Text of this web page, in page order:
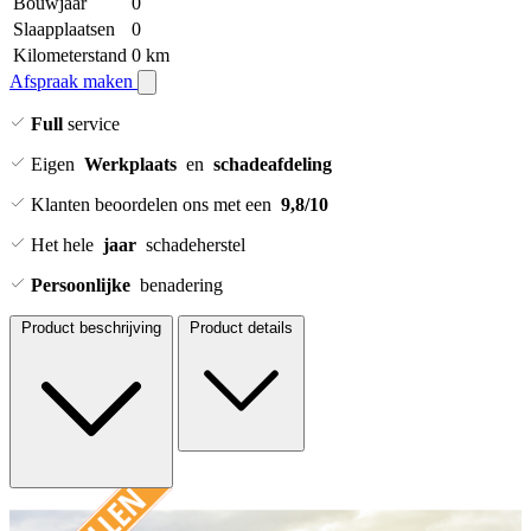
Slaapplaatsen
0
Kilometerstand 0 km
Afspraak maken
Full service
Eigen Werkplaats en schadeafdeling
Klanten beoordelen ons met een 9,8/10
Het hele jaar schadeherstel
Persoonlijke benadering
Product beschrijving Product details